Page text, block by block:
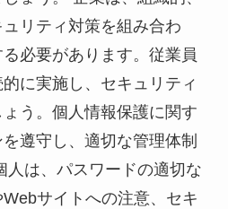
リティ対策を組み合わ
必要があります。従業員
に実施し、セキュリティ
う。個人情報保護に関す
遵守し、適切な管理体制
人は、パスワードの適切な
サイトへの注意、セキ